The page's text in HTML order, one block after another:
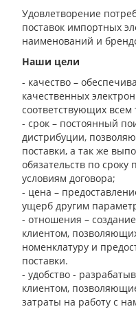
Удовлетворение
поставок импортных
наименований и
Наши цели
- качество –
качественных
соответствующих
- срок – постоянный
дистрибуции,
поставки, а так же
обязательств по сроку
условиям договора;
- цена –
ущерб другим
- отношения –
клиентом,
номенклатуру и
поставки.
- удобство -
клиентом,
затраты на работу с